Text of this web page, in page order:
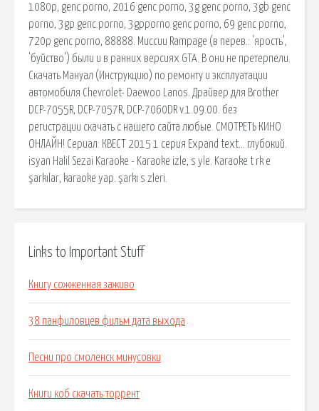
1080p, genc porno, 2016 genc porno, 3g genc porno, 3gb genc
porno, 3gp genc porno, 3gpporno genc porno, 69 genc porno,
720p genc porno, 88888. Миссии Rampage (в перев.: 'ярость',
'буйство') были и в ранних версиях GTA. В они не претерпели.
Скачать Мануал (Инструкцию) по ремонту и эксплуатации
автомобиля Chevrolet- Daewoo Lanos. Драйвер для Brother
DCP-7055R, DCP-7057R, DCP-7060DR v.1.09.00. без
регистрации скачать с нашего сайта любые. СМОТРЕТЬ КИНО
ОНЛАЙН! Сериал: КВЕСТ 2015 1 серия Expand text… глубокий.
isyan Halil Sezai Karaoke - Karaoke izle, s yle. Karaoke t rk e
şarkılar, karaoke yap. şarkı s zleri.
Links to Important Stuff
Книгу сожженная заживо
38 панфиловцев фильм дата выхода
Песни про смоленск минусовки
Книги коб скачать торрент